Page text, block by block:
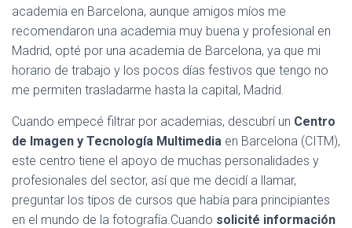
academia en Barcelona, aunque amigos míos me
recomendaron una academia muy buena y profesional en
Madrid, opté por una academia de Barcelona, ya que mi
horario de trabajo y los pocos días festivos que tengo no
me permiten trasladarme hasta la capital, Madrid.
Cuando empecé filtrar por academias, descubrí un Centro
de Imagen y Tecnología Multimedia en Barcelona (CITM),
este centro tiene el apoyo de muchas personalidades y
profesionales del sector, así que me decidí a llamar,
preguntar los tipos de cursos que había para principiantes
en el mundo de la fotografía.Cuando solicité información